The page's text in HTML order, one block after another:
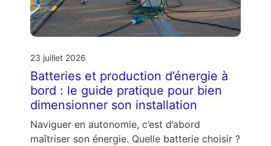
23 juillet 2026
Batteries et production d’énergie à
bord : le guide pratique pour bien
dimensionner son installation
Naviguer en autonomie, c’est d’abord
maîtriser son énergie. Quelle batterie choisir ?